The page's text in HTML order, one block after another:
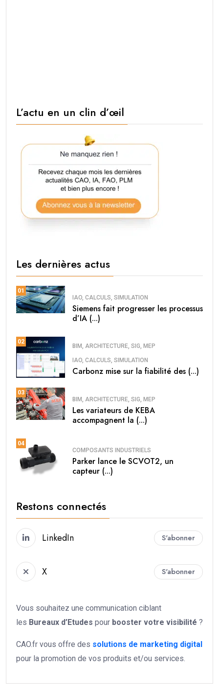
L’actu en un clin d’œil
Les dernières actus
01
IAO, CALCULS, SIMULATION
Siemens fait progresser les processus
d’IA (...)
02
BIM, ARCHITECTURE, SIG, MEP
IAO, CALCULS, SIMULATION
Carbonz mise sur la fiabilité des (...)
03
BIM, ARCHITECTURE, SIG, MEP
Les variateurs de KEBA
accompagnent la (...)
04
COMPOSANTS INDUSTRIELS
Parker lance le SCVOT2, un
capteur (...)
Restons connectés
LinkedIn S'abonner
X S'abonner
Vous souhaitez une communication ciblant
les Bureaux d’Etudes pour booster votre visibilité ?
CAO.fr vous offre des solutions de marketing digital
pour la promotion de vos produits et/ou services.